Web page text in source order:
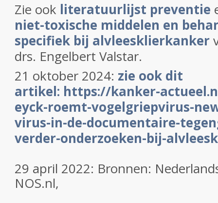
Zie ook literatuurlijst preventie
niet-toxische middelen en
specifiek bij alvleesklierkanker
drs. Engelbert Valstar.
21 oktober 2024: zie ook dit
artikel: https://kanker-
eyck-roemt-vogelgriepvirus-
virus-in-de-documentaire-
verder-onderzoeken-bij-
29 april 2022: Bronnen:
NOS.nl,